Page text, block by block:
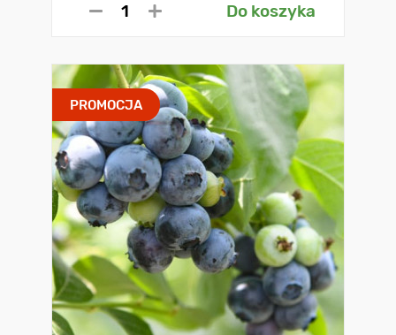
Do koszyka
PROMOCJA